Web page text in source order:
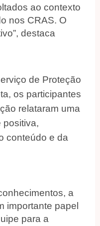
ao contexto
nos CRAS. O
destaca
de Proteção
os participantes
relataram uma
positiva,
conteúdo e da
a
importante papel
para a